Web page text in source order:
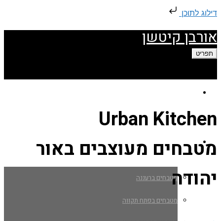
דילוג לתוכן
אורבן קיטשן
תפריט
מטבחים ברמת השרון
מטבחים ברעננה
מטבחים בפתח תקווה
Urban Kitchen
מטבחים מעוצבים באור
יהודה